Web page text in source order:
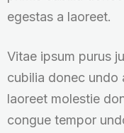
egestas a laoreet.
Vitae ipsum purus
cubilia donec undo
laoreet molestie
congue tempor